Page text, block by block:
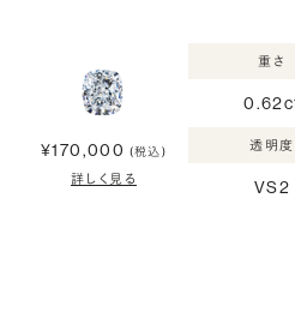
¥170,000 (税込)
詳しく見る
重さ
透明度
VS2